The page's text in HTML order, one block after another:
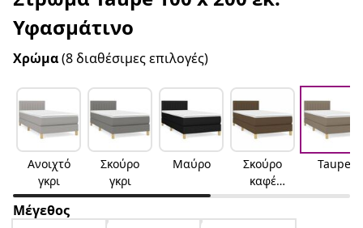
Υφασμάτινο
Χρώμα(8 διαθέσιμες επιλογές)
Ανοιχτό
γκρι
Σκούρο
γκρι
Μαύρο
Σκούρο
καφέ
Σκούρο
καφέ
Taupe
Μέγεθος